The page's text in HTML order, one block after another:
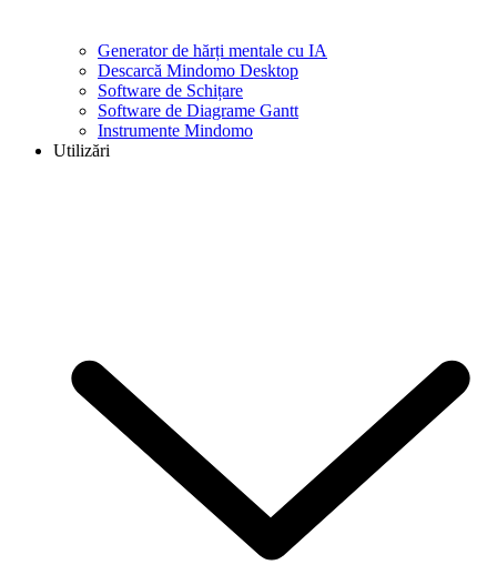
Generator de hărți mentale cu IA
Descarcă Mindomo Desktop
Software de Schițare
Software de Diagrame Gantt
Instrumente Mindomo
Utilizări